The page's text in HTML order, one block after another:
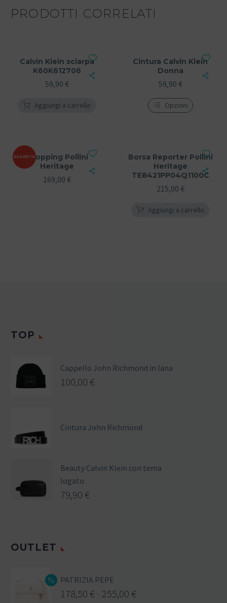
PRODOTTI CORRELATI
Calvin Klein sciarpa
K60K612706
59,90 €
Aggiungi a carrello
Cintura Calvin Klein
Donna
59,90 €
Opzioni
ESAURITOShopping Pollini
Heritage
169,00 €
Borsa Reporter Pollini
Heritage
TE8421PP04Q1100C
215,00 €
Aggiungi a carrello
TOP
Cappello John Richmond in lana
100,00 €
Cintura John Richmond
Beauty Calvin Klein con tema
logato
79,90 €
OUTLET
PATRIZIA PEPE
178,50 € 255,00 €